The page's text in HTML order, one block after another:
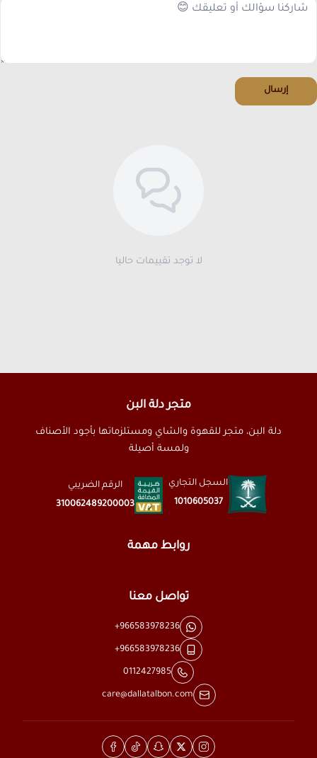
إرسال
لا توجد تقييمات حاليا
متجر دلة البن
دلة البن، متجر للقهوة والشاي ومستلزماتها بأجود الأصناف
ولمسة أصيلة
السجل التجاري
1010605037
الرقم الضريبي
310062489200003
روابط مهمة
تواصل معنا
+966583978236
+966583978236
0112427985
care@dallatalbon.com